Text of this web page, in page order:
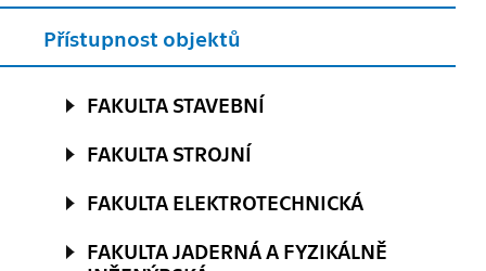
Přístupnost objektů
FAKULTA STAVEBNÍ
FAKULTA STROJNÍ
FAKULTA ELEKTROTECHNICKÁ
FAKULTA JADERNÁ A FYZIKÁLNĚ